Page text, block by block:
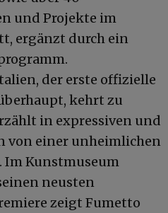
und Projekte im
ergänzt durch ein
der erste offizielle
kehrt zu
in expressiven und
von einer unheimlichen
Im Kunstmuseum
neusten
zeigt Fumetto